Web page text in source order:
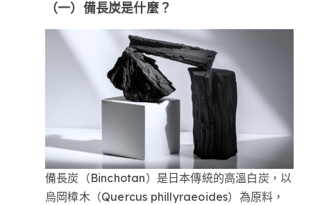
（一）備長炭是什麼？
備長炭（Binchotan）是日本傳統的高溫白炭，以
烏岡樟木（Quercus phillyraeoides）為原料，